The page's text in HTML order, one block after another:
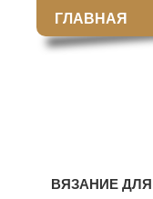
ГЛАВНАЯ
ВЯЗАНИЕ ДЛЯ